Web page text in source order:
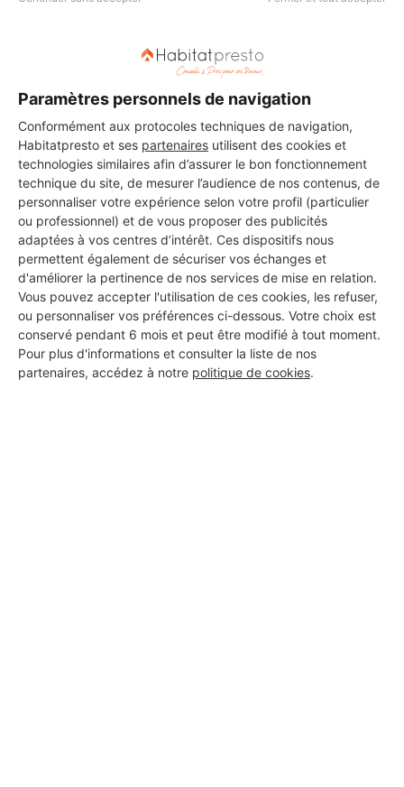
Paramètres personnels de navigation
Conformément aux protocoles techniques de navigation,
Habitatpresto et ses partenaires utilisent des cookies et
technologies similaires afin d’assurer le bon fonctionnement
technique du site, de mesurer l’audience de nos contenus, de
personnaliser votre expérience selon votre profil (particulier
ou professionnel) et de vous proposer des publicités
adaptées à vos centres d’intérêt. Ces dispositifs nous
permettent également de sécuriser vos échanges et
d'améliorer la pertinence de nos services de mise en relation.
Vous pouvez accepter l'utilisation de ces cookies, les refuser,
ou personnaliser vos préférences ci-dessous. Votre choix est
conservé pendant 6 mois et peut être modifié à tout moment.
Pour plus d'informations et consulter la liste de nos
partenaires, accédez à notre politique de cookies.
Les 2 autres Menuisiers pour
vos travaux à Stiring-Wendel
Peinture Habitat
Stiring-Wendel
16 ans d'expérience
Voir sa fiche